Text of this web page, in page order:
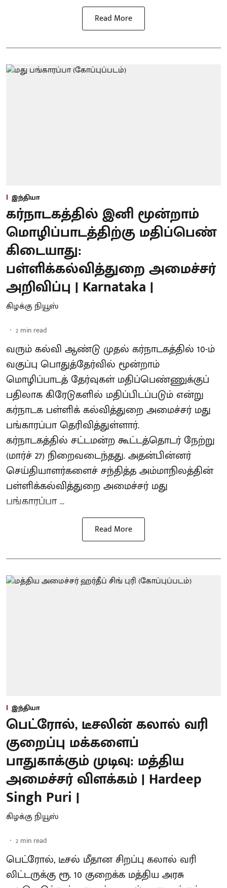
Read More
இந்தியா
கர்நாடகத்தில் இனி மூன்றாம்
மொழிப்பாடத்திற்கு மதிப்பெண்
கிடையாது:
பள்ளிக்கல்வித்துறை அமைச்சர்
அறிவிப்பு | Karnataka |
கிழக்கு நியூஸ்
2 min read
வரும் கல்வி ஆண்டு முதல் கர்நாடகத்தில் 10-ம்
வகுப்பு பொதுத்தேர்வில் மூன்றாம்
மொழிப்பாடத் தேர்வுகள் மதிப்பெண்ணுக்குப்
பதிலாக கிரேடுகளில் மதிப்பிடப்படும் என்று
கர்நாடக பள்ளிக் கல்வித்துறை அமைச்சர் மது
பங்காரப்பா தெரிவித்துள்ளார்.
கர்நாடகத்தில் சட்டமன்ற கூட்டத்தொடர் நேற்று
(மார்ச் 27) நிறைவடைந்தது. அதன்பின்னர்
செய்தியாளர்களைச் சந்தித்த அம்மாநிலத்தின்
பள்ளிக்கல்வித்துறை அமைச்சர் மது
பங்காரப்பா ...
Read More
இந்தியா
பெட்ரோல், டீசலின் கலால் வரி
குறைப்பு மக்களைப்
பாதுகாக்கும் முடிவு: மத்திய
அமைச்சர் விளக்கம் | Hardeep
Singh Puri |
கிழக்கு நியூஸ்
2 min read
பெட்ரோல், டீசல் மீதான சிறப்பு கலால் வரி
லிட்டருக்கு ரூ. 10 குறைக்க மத்திய அரசு